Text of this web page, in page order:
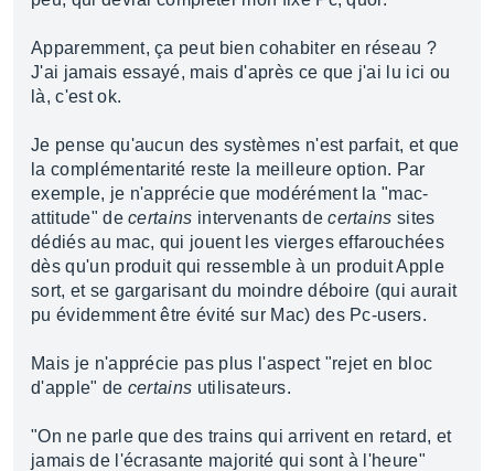
Apparemment, ça peut bien cohabiter en réseau ?
J'ai jamais essayé, mais d'après ce que j'ai lu ici ou
là, c'est ok.
Je pense qu'aucun des systèmes n'est parfait, et que
la complémentarité reste la meilleure option. Par
exemple, je n'apprécie que modérément la "mac-
attitude" decertains intervenants decertains sites
dédiés au mac, qui jouent les vierges effarouchées
dès qu'un produit qui ressemble à un produit Apple
sort, et se gargarisant du moindre déboire (qui aurait
pu évidemment être évité sur Mac) des Pc-users.
Mais je n'apprécie pas plus l'aspect "rejet en bloc
d'apple" de certains utilisateurs.
"On ne parle que des trains qui arrivent en retard, et
jamais de l'écrasante majorité qui sont à l'heure"